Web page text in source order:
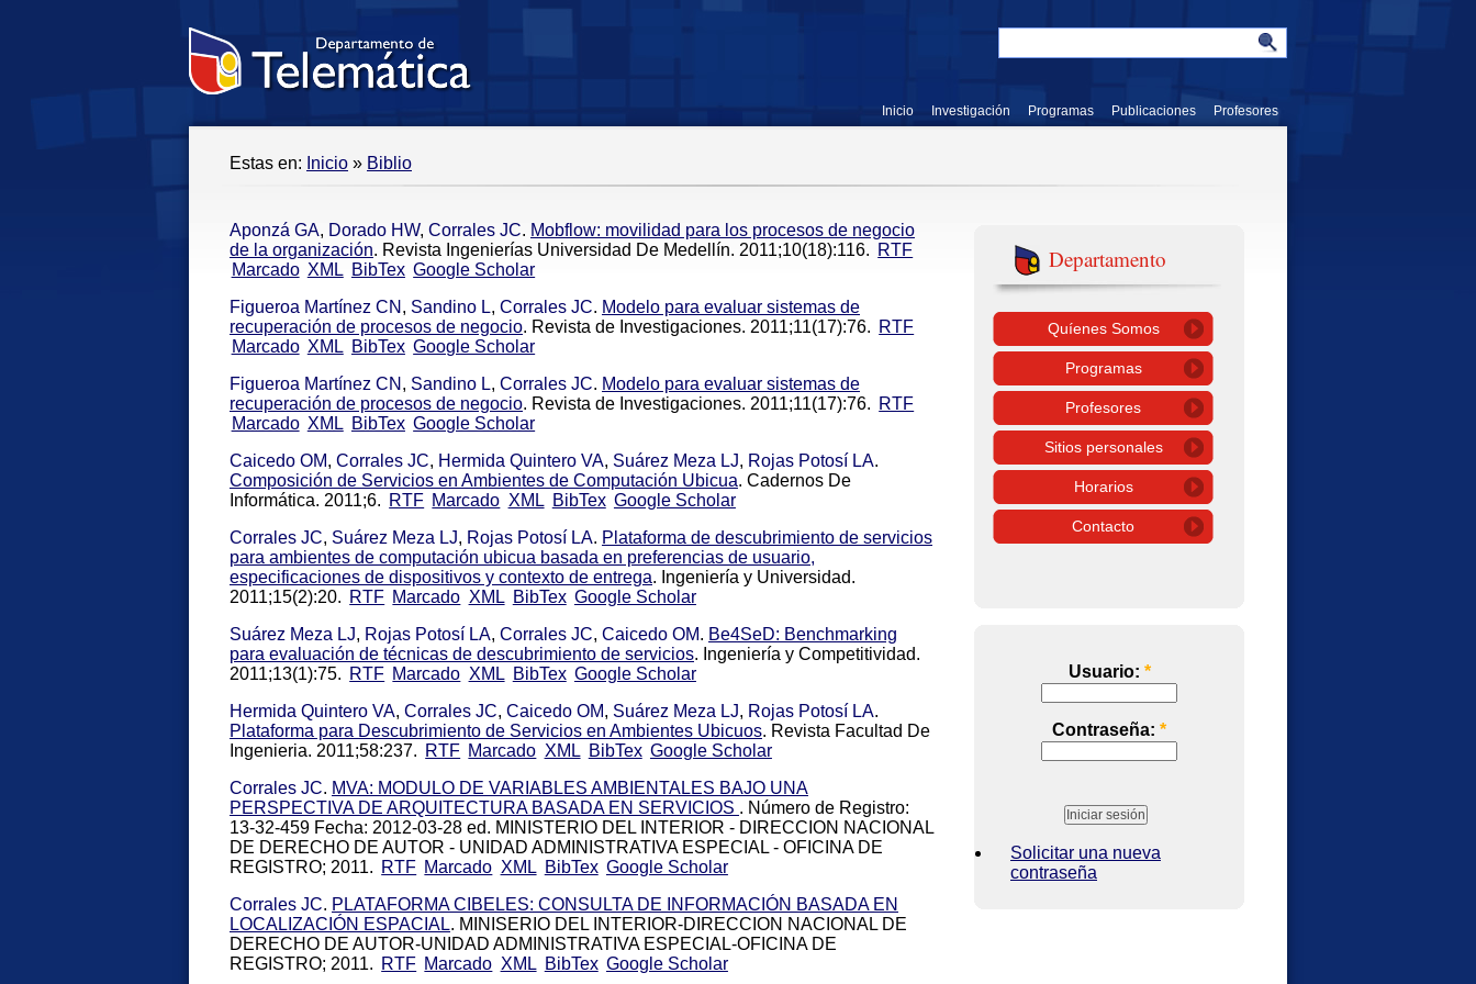
Inicio Investigación Programas Publicaciones Profesores
Estas en: Inicio » Biblio
Aponzá GA, Dorado HW, Corrales JC. Mobflow: movilidad para los procesos de negocio
de la organización. Revista Ingenierías Universidad De Medellín. 2011;10(18):116. RTF
Marcado XML BibTex Google Scholar
Figueroa Martínez CN , Sandino L, Corrales JC. Modelo para evaluar sistemas de
recuperación de procesos de negocio. Revista de Investigaciones. 2011;11(17):76. RTF
Marcado XML BibTex Google Scholar
Figueroa Martínez CN , Sandino L, Corrales JC. Modelo para evaluar sistemas de
recuperación de procesos de negocio. Revista de Investigaciones. 2011;11(17):76. RTF
Marcado XML BibTex Google Scholar
Caicedo OM, Corrales JC, Hermida Quintero VA, Suárez Meza LJ, Rojas Potosí LA.
Composición de Servicios en Ambientes de Computación Ubicua. Cadernos De
Informática. 2011;6. RTF Marcado XML BibTex Google Scholar
Corrales JC, Suárez Meza LJ, Rojas Potosí LA. Plataforma de descubrimiento de servicios
para ambientes de computación ubicua basada en preferencias de usuario,
especificaciones de dispositivos y contexto de entrega. Ingeniería y Universidad.
2011;15(2):20. RTF Marcado XML BibTex Google Scholar
Suárez Meza LJ, Rojas Potosí LA, Corrales JC, Caicedo OM. Be4SeD: Benchmarking
para evaluación de técnicas de descubrimiento de servicios. Ingeniería y Competitividad.
2011;13(1):75. RTF Marcado XML BibTex Google Scholar
Hermida Quintero VA, Corrales JC, Caicedo OM, Suárez Meza LJ, Rojas Potosí LA.
Plataforma para Descubrimiento de Servicios en Ambientes Ubicuos. Revista Facultad De
Ingenieria. 2011;58:237. RTF Marcado XML BibTex Google Scholar
Corrales JC. MVA: MODULO DE VARIABLES AMBIENTALES BAJO UNA
PERSPECTIVA DE ARQUITECTURA BASADA EN SERVICIOS . Número de Registro:
13-32-459 Fecha: 2012-03-28 ed. MINISTERIO DEL INTERIOR - DIRECCION NACIONAL
DE DERECHO DE AUTOR - UNIDAD ADMINISTRATIVA ESPECIAL - OFICINA DE
REGISTRO; 2011. RTF Marcado XML BibTex Google Scholar
Corrales JC. PLATAFORMA CIBELES: CONSULTA DE INFORMACIÓN BASADA EN
LOCALIZACIÓN ESPACIAL. MINISERIO DEL INTERIOR-DIRECCION NACIONAL DE
DERECHO DE AUTOR-UNIDAD ADMINISTRATIVA ESPECIAL-OFICINA DE
REGISTRO; 2011. RTF Marcado XML BibTex Google Scholar
Departamento
Quíenes Somos
Programas
Profesores
Sitios personales
Horarios
Contacto
Usuario: *
Contraseña: *
Solicitar una nueva
contraseña